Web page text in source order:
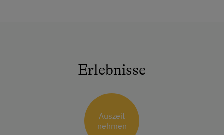
Erlebnisse
Auszeit
nehmen